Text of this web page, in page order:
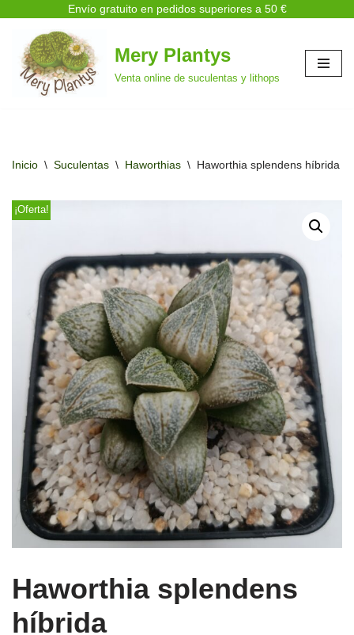
Envío gratuito en pedidos superiores a 50 €
Saltar
al
contenido
Mery Plantys
Venta online de suculentas y lithops
Inicio \ Suculentas \ Haworthias \ Haworthia splendens híbrida
¡Oferta!
Haworthia splendens
híbrida